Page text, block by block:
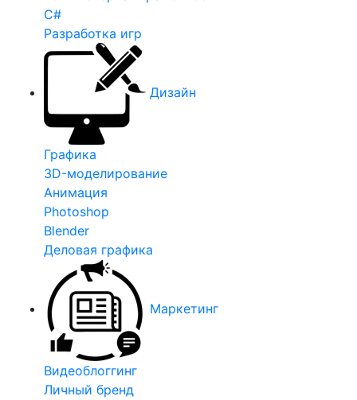
C#
Разработка игр
Дизайн
Графика
3D-моделирование
Анимация
Photoshop
Blender
Деловая графика
Маркетинг
Видеоблоггинг
Личный бренд